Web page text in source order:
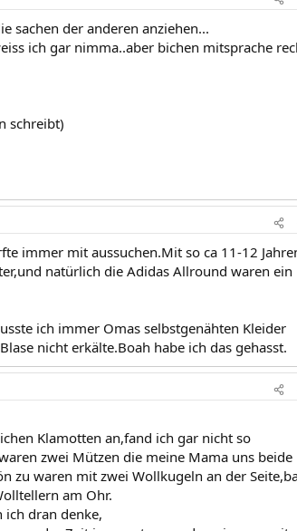
sachen der anderen anziehen...
ich gar nimma..aber bichen mitsprache
schreibt)
immer mit aussuchen.Mit so ca 11-12
natürlich die Adidas Allround waren ein
ich immer Omas selbstgenähten Kleider
nicht erkälte.Boah habe ich das gehasst.
Klamotten an,fand ich gar nicht so
zwei Mützen die meine Mama uns beide
zu waren mit zwei Wollkugeln an der
am Ohr.
dran denke,